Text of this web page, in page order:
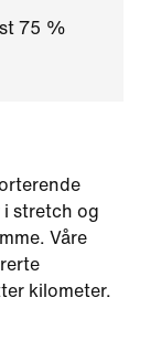
75 %
stretch og
Våre
kilometer.